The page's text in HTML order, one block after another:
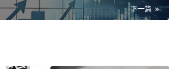
下一篇